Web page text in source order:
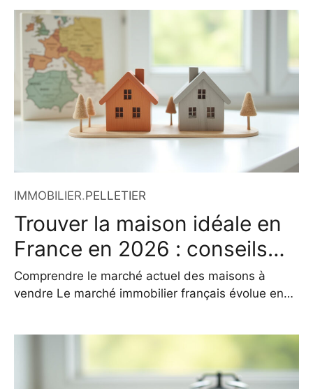
transparence, de proximité et de flexibilité. Dr
House Immo s’inscrit pleinement dans cette
dynamique. Ce réseau ne ressemble à aucun
autre : pas d’agences physiques, pas de
bureaucratie lourde, mais
IMMOBILIER.PELLETIER
Trouver la maison idéale en
France en 2026 : conseils
pratiques
Comprendre le marché actuel des maisons à
vendre Le marché immobilier français évolue en
intérêt croissant grâce à des prix plus accessibles